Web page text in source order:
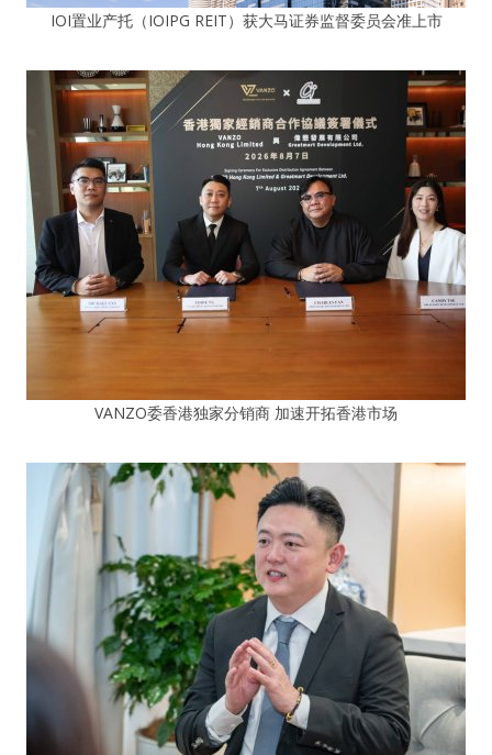
IOI置业产托（IOIPG REIT）获大马证券监督委员会准上市
VANZO委香港独家分销商 加速开拓香港市场